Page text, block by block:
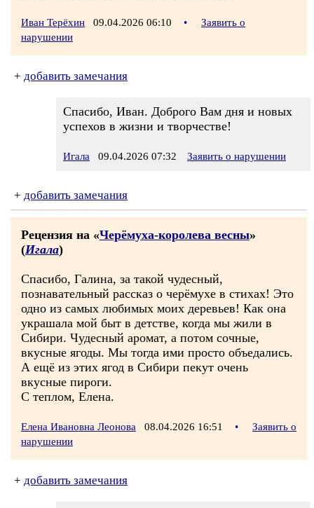
Иван Терёхин 09.04.2026 06:10 •
Заявить о
нарушении
+ добавить замечания
Спасибо, Иван. Доброго Вам дня и новых
успехов в жизни и творчестве!
Игала 09.04.2026 07:32 Заявить о нарушении
+ добавить замечания
Рецензия на «Черёмуха-королева весны»
(Игала)
Спасибо, Галина, за такой чудесный,
познавательный рассказ о черёмухе в стихах! Это
одно из самых любимых моих деревьев! Как она
украшала мой быт в детстве, когда мы жили в
Сибири. Чудесный аромат, а потом сочные,
вкусные ягоды. Мы тогда ими просто объедались.
А ещё из этих ягод в Сибири пекут очень
вкусные пироги.
С теплом, Елена.
Елена Ивановна Леонова 08.04.2026 16:51 •
Заявить о
нарушении
+ добавить замечания